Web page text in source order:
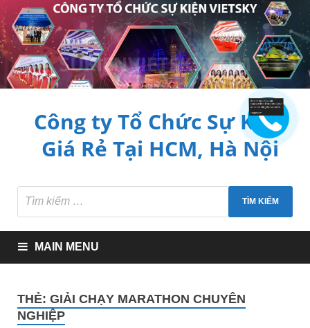
Công ty Tổ Chức Sự Kiện
Giá Rẻ Tại HCM, Hà Nội
MAIN MENU
THẺ: GIẢI CHẠY MARATHON CHUYÊN
NGHIỆP